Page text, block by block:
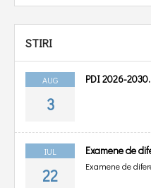
STIRI
AUG
3
PDI 2026-2030.
IUL
22
Examene de
Examene de